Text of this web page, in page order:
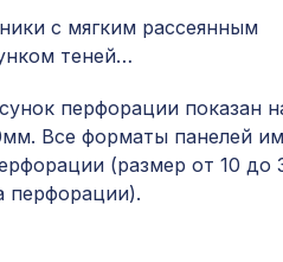
с мягким рассеянным
теней…
перфорации показан
Все форматы панелей
(размер от 10 до
перфорации).